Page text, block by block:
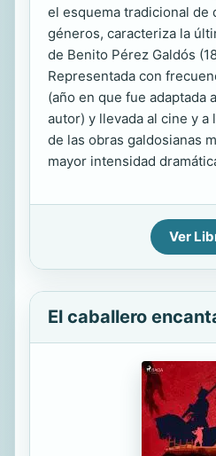
el esquema tradicional de
géneros, caracteriza la
de Benito Pérez Galdós
Representada con
(año en que fue adaptada
autor) y llevada al cine y a
de las obras galdosianas
mayor intensidad
Ver
El caballero